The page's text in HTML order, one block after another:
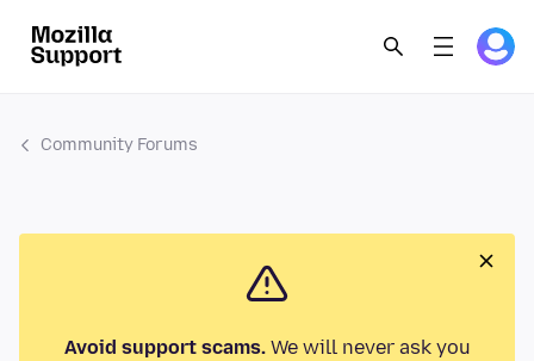
Community Forums
Avoid support scams.We will never ask you